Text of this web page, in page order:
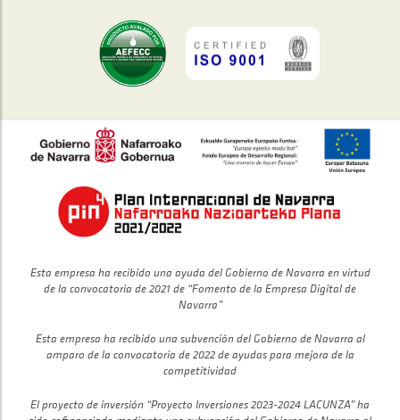
Esta empresa ha recibido una ayuda del Gobierno de Navarra en virtud
de la convocatoria de 2021 de “Fomento de la Empresa Digital de
Navarra”
Esta empresa ha recibido una subvención del Gobierno de Navarra al
amparo de la convocatoria de 2022 de ayudas para mejora de la
competitividad
El proyecto de inversión “Proyecto Inversiones 2023-2024 LACUNZA” ha